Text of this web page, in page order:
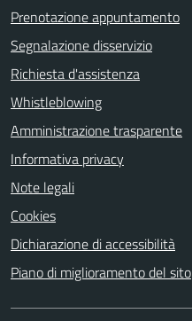
Prenotazione appuntamento
Segnalazione disservizio
Richiesta d'assistenza
Whistleblowing
Amministrazione trasparente
Informativa privacy
Note legali
Cookies
Dichiarazione di accessibilità
Piano di miglioramento del sito